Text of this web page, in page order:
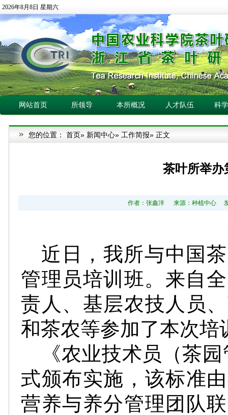
2026年8月8日 星期六
网站首页 所领导 本所概况 人才队伍 科
您的位置： 首页» 新闻中心» 工作简报» 正文
茶叶所举办
作者：张鑫洋 来源：种植中心
近日，我所与中国
管理员培训班。来自
责人、基层农技人员
和茶农等参加了本次培
《农业技术员（茶
式颁布实施，该标准
营养与养分管理团队